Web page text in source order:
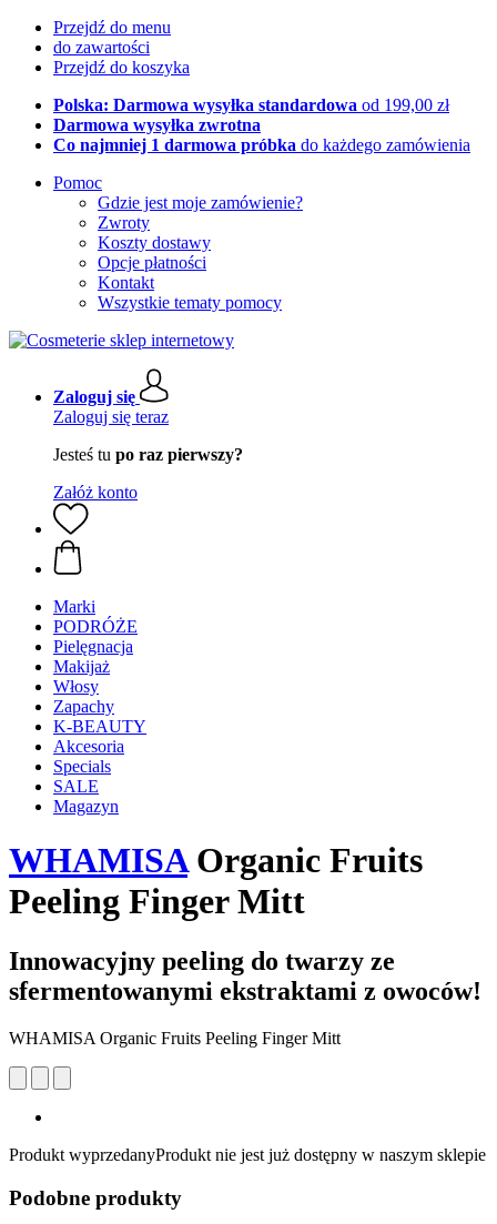
Przejdź do menu
do zawartości
Przejdź do koszyka
Polska: Darmowa wysyłka standardowa od 199,00 zł
Darmowa wysyłka zwrotna
Co najmniej 1 darmowa próbka do każdego zamówienia
Pomoc
Gdzie jest moje zamówienie?
Zwroty
Koszty dostawy
Opcje płatności
Kontakt
Wszystkie tematy pomocy
Zaloguj się
Zaloguj się teraz
Jesteś tu po raz pierwszy?
Załóż konto
Marki
PODRÓŻE
Pielęgnacja
Makijaż
Włosy
Zapachy
K-BEAUTY
Akcesoria
Specials
SALE
Magazyn
WHAMISAOrganic Fruits
Peeling Finger Mitt
Innowacyjny peeling do twarzy ze
sfermentowanymi ekstraktami z owoców!
WHAMISA Organic Fruits Peeling Finger Mitt
Produkt wyprzedanyProdukt nie jest już dostępny w naszym sklepie
Podobne produkty